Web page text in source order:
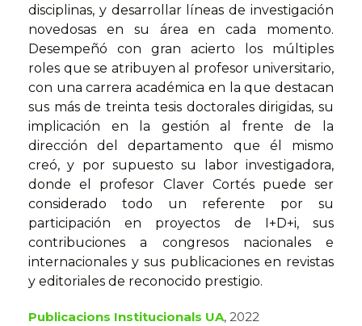
disciplinas, y desarrollar líneas de investigación
novedosas en su área en cada momento.
Desempeñó con gran acierto los múltiples
roles que se atribuyen al profesor universitario,
con una carrera académica en la que destacan
sus más de treinta tesis doctorales dirigidas, su
implicación en la gestión al frente de la
dirección del departamento que él mismo
creó, y por supuesto su labor investigadora,
donde el profesor Claver Cortés puede ser
considerado todo un referente por su
participación en proyectos de I+D+i, sus
contribuciones a congresos nacionales e
internacionales y sus publicaciones en revistas
y editoriales de reconocido prestigio.
Publicacions Institucionals UA, 2022